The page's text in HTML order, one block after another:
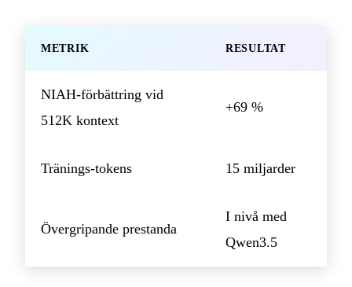
METRIK RESULTAT
NIAH-förbättring vid
512K kontext
+69 %
Tränings-tokens 15 miljarder
Övergripande prestanda
I nivå med
Qwen3.5